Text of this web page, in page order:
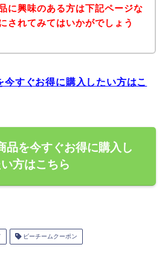
に興味のある方は下記ページな
されてみてはいかがでしょう
今すぐお得に購入したい方はこ
品を今すぐお得に購入し
方はこちら
ビーチームクーポン